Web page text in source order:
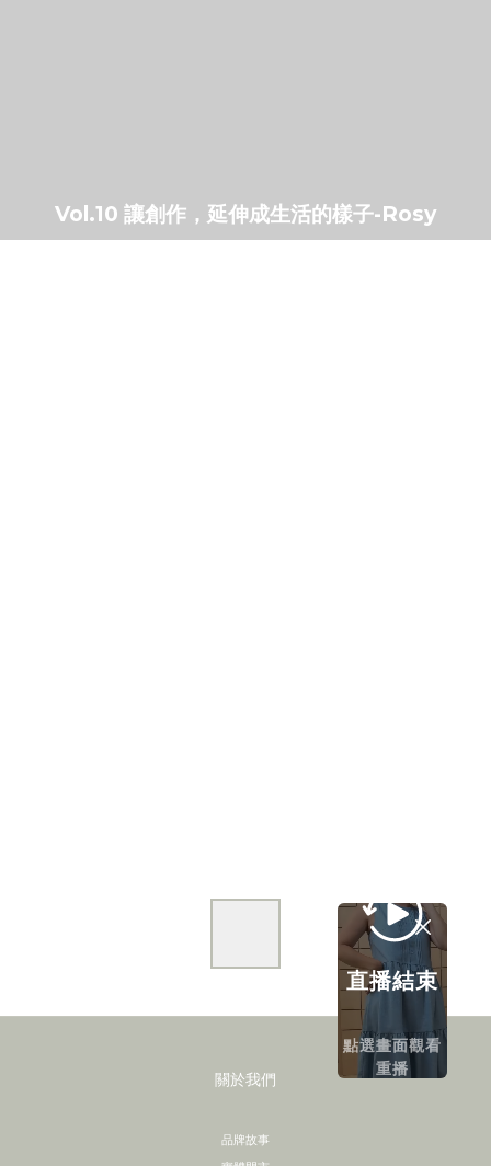
Vol.10 讓創作，延伸成生活的樣子-Rosy
關於我們
品牌故事
直播結束
點選畫面觀看
重播